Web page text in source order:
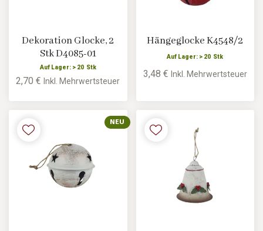
Dekoration Glocke, 2
Stk D4085-01
Auf Lager: > 20 Stk
2,70 €Inkl. Mehrwertsteuer
Hängeglocke K4548/2
Auf Lager: > 20 Stk
3,48 € Inkl. Mehrwertsteuer
NEU